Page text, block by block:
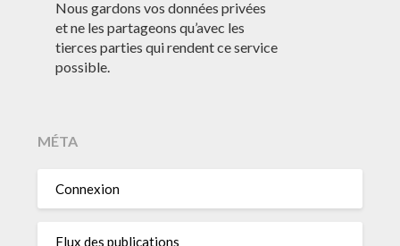
Nous gardons vos données privées
et ne les partageons qu’avec les
tierces parties qui rendent ce service
possible.
MÉTA
Connexion
Flux des publications